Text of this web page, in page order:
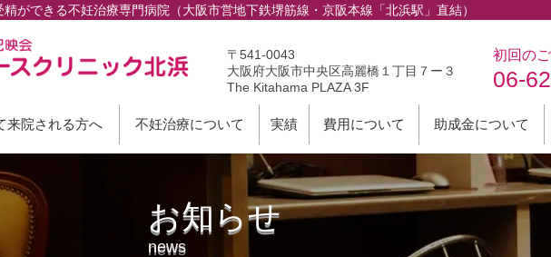
ができる不妊治療専門病院（大阪市営地下鉄堺筋線・京阪本線「北浜駅」直結）
〒541-0043
大阪府大阪市中央区高麗橋１丁目７ー３
The Kitahama PLAZA 3F
初回の
06-
来院される方へ 不妊治療について 実績 費用について 助成金について
お知らせ
news